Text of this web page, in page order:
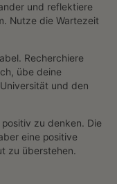
und reflektiere
Nutze die Wartezeit
Recherchiere
übe deine
und den
zu denken. Die
eine positive
zu überstehen.